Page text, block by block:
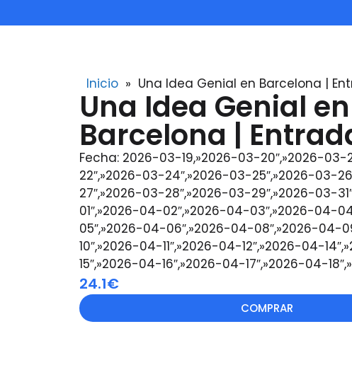
Inicio » Una Idea Genial en Barcelona |
Una Idea Genial en
Barcelona |
Fecha: 2026-03-19,»2026-03-20″,»2026-03-
22″,»2026-03-24″,»2026-03-25″,»2026-03-
27″,»2026-03-28″,»2026-03-29″,»2026-03-
01″,»2026-04-02″,»2026-04-03″,»2026-04-
05″,»2026-04-06″,»2026-04-08″,»2026-04-
10″,»2026-04-11″,»2026-04-12″,»2026-04-
15″,»2026-04-16″,»2026-04-17″,»2026-04-
24.1€
COMPRAR